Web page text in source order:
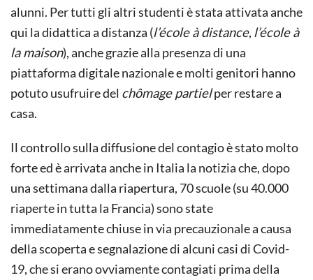
alunni. Per tutti gli altri studenti è stata attivata anche
qui la didattica a distanza (l’école à distance, l’école à
la maison), anche grazie alla presenza di una
piattaforma digitale nazionale e molti genitori hanno
potuto usufruire del chômage partielper restare a
casa.
Il controllo sulla diffusione del contagio è stato molto
forte ed è arrivata anche in Italia la notizia che, dopo
una settimana dalla riapertura, 70 scuole (su 40.000
riaperte in tutta la Francia) sono state
immediatamente chiuse in via precauzionale a causa
della scoperta e segnalazione di alcuni casi di Covid-
19, che si erano ovviamente contagiati prima della